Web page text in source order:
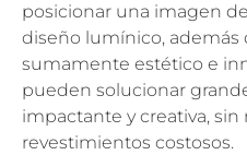
posicionar una imagen
diseño lumínico, además
sumamente estético e
pueden solucionar
impactante y creativa,
revestimientos costosos.